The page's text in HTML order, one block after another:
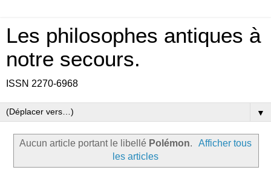
Les philosophes antiques à
notre secours.
ISSN 2270-6968
▼
Aucun article portant le libellé Polémon.
Afficher tous
les articles